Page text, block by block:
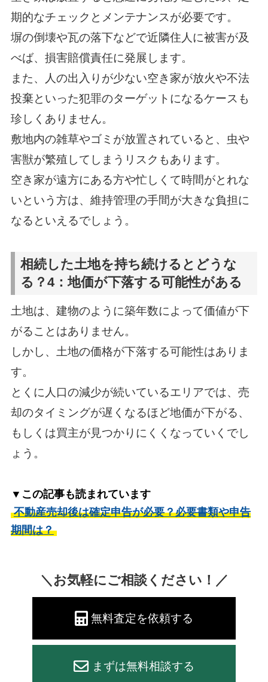
期的なチェックとメンテナンスが必要です。
塀の倒壊や瓦の落下などで近隣住人に被害が及
べば、損害賠償責任に発展します。
また、人の出入りが少ない空き家が放火や不法
投棄といった犯罪のターゲットになるケースも
珍しくありません。
敷地内の雑草やゴミが放置されていると、虫や
害獣が繁殖してしまうリスクもあります。
空き家が遠方にある方や忙しくて時間がとれな
いという方は、維持管理の手間が大きな負担に
なるといえるでしょう。
相続した土地を持ち続けるとどうな
る？4：地価が下落する可能性がある
土地は、建物のように築年数によって価値が下
がることはありません。
しかし、土地の価格が下落する可能性はありま
す。
とくに人口の減少が続いているエリアでは、売
却のタイミングが遅くなるほど地価が下がる、
もしくは買主が見つかりにくくなっていくでし
ょう。
▼この記事も読まれています
不動産売却後は確定申告が必要？必要書類や申告
期間は？
＼お気軽にご相談ください！／
無料査定を依頼する
まずは無料相談する